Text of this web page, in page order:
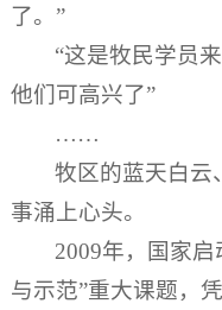
了。”
“这是牧民学员
他们可高兴了”
……
牧区的蓝天白云
事涌上心头。
2009年，国家
与示范”重大课题，